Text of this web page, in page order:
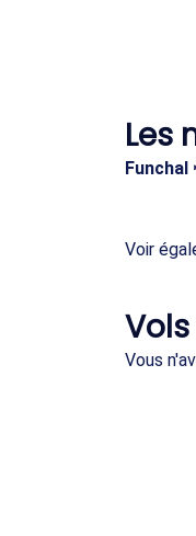
Les
Funchal
Voir
Vous